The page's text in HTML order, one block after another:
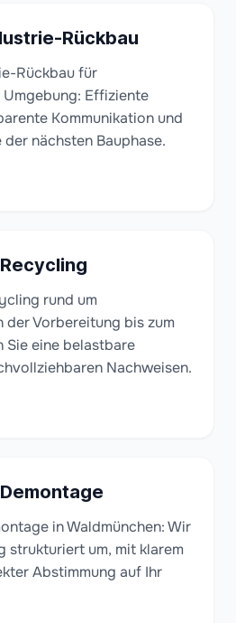
Rückbau
Rückbau für
Effiziente
Kommunikation und
nächsten Bauphase.
rund um
der Vorbereitung bis zum
Sie eine belastbare
Nachweisen.
in Waldmünchen: Wir
strukturiert um, mit klarem
Abstimmung auf Ihr